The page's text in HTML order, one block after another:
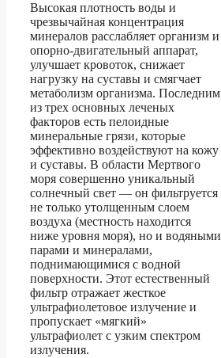
Высокая плотность воды и
чрезвычайная концентрация
минералов расслабляет организм и
опорно-двигательный аппарат,
улучшает кровоток, снижает
нагрузку на суставы и смягчает
метаболизм организма. Последним
из трех основных леченых
факторов есть пелоидные
минеральные грязи, которые
эффективно воздействуют на кожу
и суставы. В области Мертвого
моря совершенно уникальный
солнечный свет — он фильтруется
не только утолщенным слоем
воздуха (местность находится
ниже уровня моря), но и водяными
парами и минералами,
поднимающимися с водной
поверхности. Этот естественный
фильтр отражает жесткое
ультрафиолетовое излучение и
пропускает «мягкий»
ультрафиолет с узким спектром
излучения.